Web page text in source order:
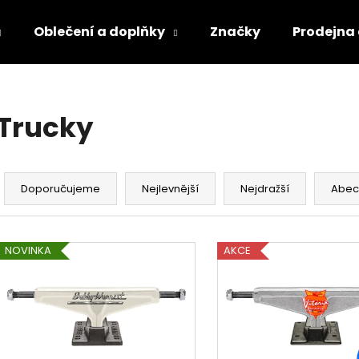
Oblečení a doplňky Značky
Ř
p
Doporučujeme Nejlevnější Nejdražší
NOVINKA AKCE